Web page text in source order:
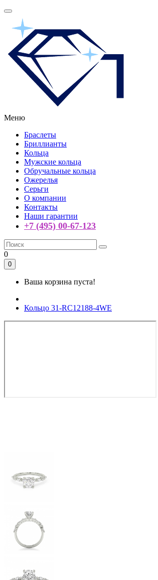
Меню
Браслеты
Бриллианты
Кольца
Мужские кольца
Обручальные кольца
Ожерелья
Серьги
О компании
Контакты
Наши гарантии
+7 (495) 00-67-123
0
0
Ваша корзина пуста!
Кольцо 31-RC12188-4WE